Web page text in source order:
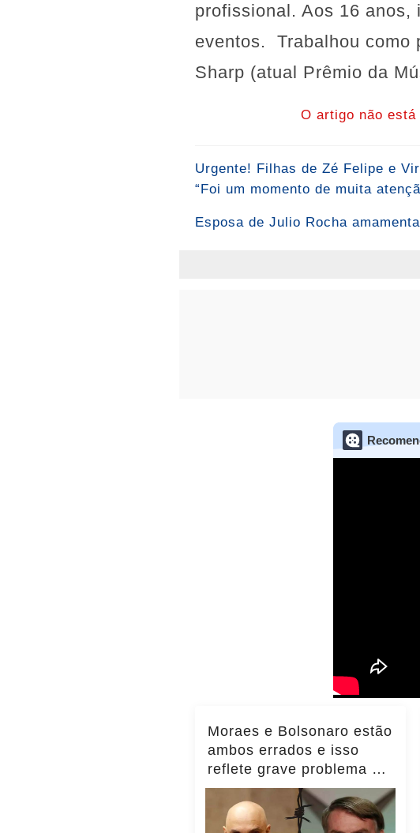
profissional. Aos 16
eventos. Trabalhou como
Sharp (atual Prêmio da
O artigo não
Urgente! Filhas de Zé Felipe e
“Foi um momento de muita
Esposa de Julio Rocha
Moraes e Bolsonaro estão
ambos errados e isso
reflete grave problema do
Brasil, diz Transparência
Internacional